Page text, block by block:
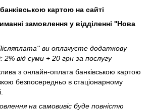
картою на сайті
замовлення у відділенні ''Нова
ви оплачуєте додаткову
2% від суми + 20 грн за послугу
з онлайн-оплата банківською картою
безпосередньо в стаціонарному
на самовивіс буде повністю